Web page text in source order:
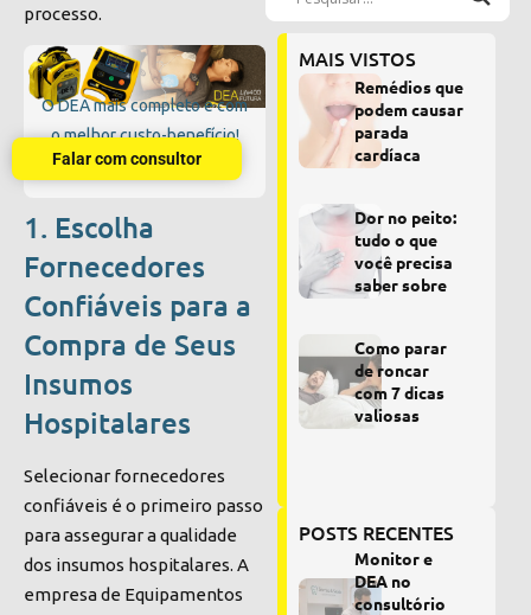
processo.
O DEA mais completo e com
o melhor custo-benefício!
Falar com consultor
1. Escolha
Fornecedores
Confiáveis para a
Compra de Seus
Insumos
Hospitalares
Selecionar fornecedores
confiáveis é o primeiro passo
para assegurar a qualidade
dos insumos hospitalares. A
empresa de Equipamentos
MAIS VISTOS
Remédios que
podem causar
parada
cardíaca
Dor no peito:
tudo o que
você precisa
saber sobre
Como parar
de roncar
com 7 dicas
valiosas
POSTS RECENTES
Monitor e
DEA no
consultório